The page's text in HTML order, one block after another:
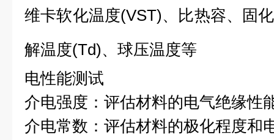
维卡软化温度(VST)、比热容、固
解温度(Td)、球压温度等
电性能测试
介电强度：评估材料的电气绝缘性
介电常数：评估材料的极化程度和